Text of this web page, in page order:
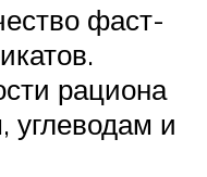
фаст-
рациона
углеводам и